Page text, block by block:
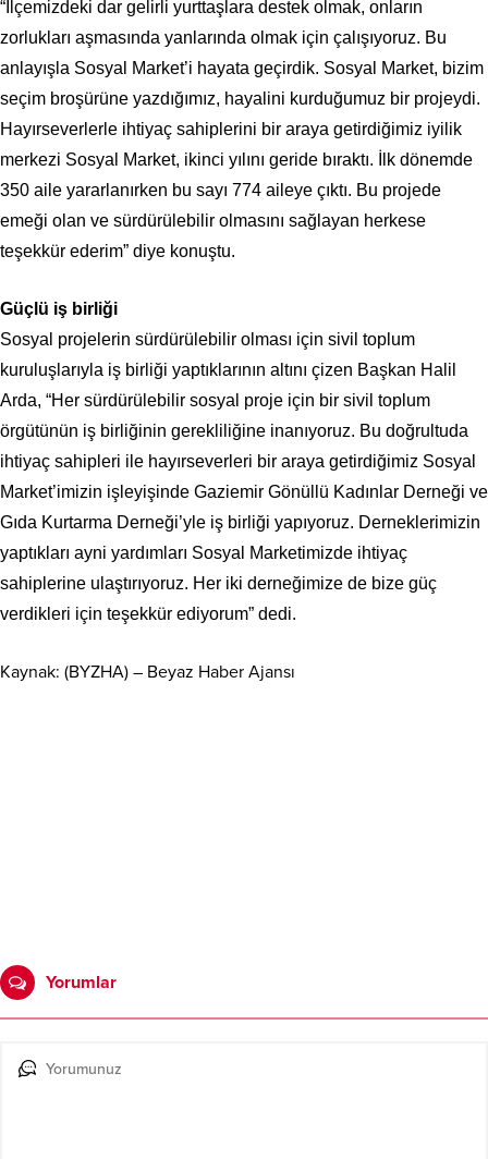
“İlçemizdeki dar gelirli yurttaşlara destek olmak, onların
zorlukları aşmasında yanlarında olmak için çalışıyoruz. Bu
anlayışla Sosyal Market’i hayata geçirdik. Sosyal Market, bizim
seçim broşürüne yazdığımız, hayalini kurduğumuz bir projeydi.
Hayırseverlerle ihtiyaç sahiplerini bir araya getirdiğimiz iyilik
merkezi Sosyal Market, ikinci yılını geride bıraktı. İlk dönemde
350 aile yararlanırken bu sayı 774 aileye çıktı. Bu projede
emeği olan ve sürdürülebilir olmasını sağlayan herkese
teşekkür ederim” diye konuştu.
Güçlü iş birliği
Sosyal projelerin sürdürülebilir olması için sivil toplum
kuruluşlarıyla iş birliği yaptıklarının altını çizen Başkan Halil
Arda, “Her sürdürülebilir sosyal proje için bir sivil toplum
örgütünün iş birliğinin gerekliliğine inanıyoruz. Bu doğrultuda
ihtiyaç sahipleri ile hayırseverleri bir araya getirdiğimiz Sosyal
Market’imizin işleyişinde Gaziemir Gönüllü Kadınlar Derneği ve
Gıda Kurtarma Derneği’yle iş birliği yapıyoruz. Derneklerimizin
yaptıkları ayni yardımları Sosyal Marketimizde ihtiyaç
sahiplerine ulaştırıyoruz. Her iki derneğimize de bize güç
verdikleri için teşekkür ediyorum” dedi.
Kaynak: (BYZHA) – Beyaz Haber Ajansı
Yorumlar